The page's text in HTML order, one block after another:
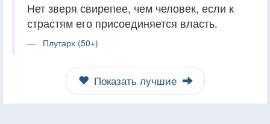
Нет зверя свирепее, чем человек, если к
страстям его присоединяется власть.
Плутарх (50+)
Показать лучшие